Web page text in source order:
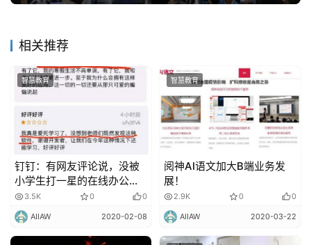
城
市
多
内
容
相关推荐
智慧教育
钉钉：有网友评论说，没被
小学生打一星的在线办公软
件，不是好软件！
3.5K 0 0
AIIAW 2020-02-08
智慧教育
阅神AI语文加大B端业务发
展！
2.9K 0 0
AIIAW 2020-03-22